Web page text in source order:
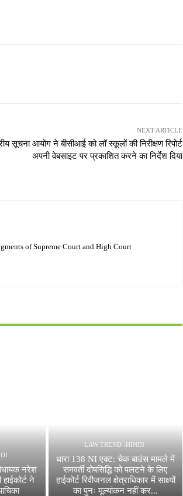
NEXT ARTICLE
सूचना आयोग ने बीसीआई को लॉ स्कूलों की निरीक्षण रिपोर्ट
अपनी वेबसाइट पर प्रकाशित करने का निर्देश दिया
of Supreme Court and High Court
नरेश
ने
LAW TREND -HINDI
धारा 138 NI एक्ट: चेक बाउंस मामले में
समवर्ती दोषसिद्धि को पलटने के लिए
हाईकोर्ट रिवीजनल क्षेत्राधिकार में साक्ष्यों
का पुनः मूल्यांकन नहीं कर...